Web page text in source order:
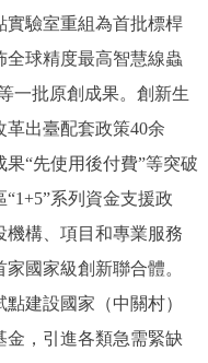
實驗室重組為首批標桿
球精度最高智慧線蟲
一批原創成果。創新生
出臺配套政策40余
“先使用後付費”等突破
系列資金支援政
機構、項目和專業服務
國家級創新聯合體。
建設國家（中關村）
金，引進各類急需緊缺